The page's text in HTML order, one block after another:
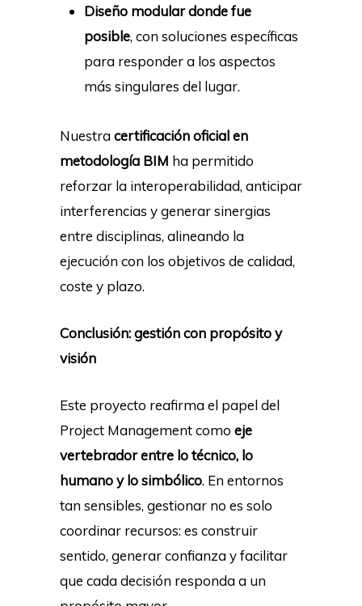
Diseño modular donde fue
posible, con soluciones específicas
para responder a los aspectos
más singulares del lugar.
Nuestracertificación oficial en
metodología BIM ha permitido
reforzar la interoperabilidad, anticipar
interferencias y generar sinergias
entre disciplinas, alineando la
ejecución con los objetivos de calidad,
coste y plazo.
Conclusión: gestión con propósito y
visión
Este proyecto reafirma el papel del
Project Management como eje
vertebrador entre lo técnico, lo
humano y lo simbólico. En entornos
tan sensibles, gestionar no es solo
coordinar recursos: es construir
sentido, generar confianza y facilitar
que cada decisión responda a un